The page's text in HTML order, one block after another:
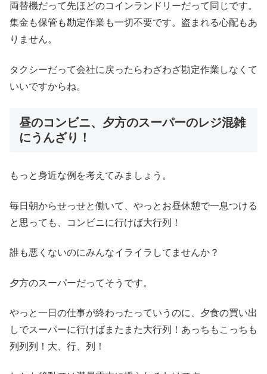
両替機だって先ほどのコインランドリーだって同じです。
集金も保管も勘定作業も一切不要です。盗まれる心配もあ
りません。
タクシーだって会社に戻ったらわざわざ勘定作業しなくて
いいですからね。
昼のコンビニ、夕方のスーパーのレジ混雑
にうんざり！
もっと身近な例を考えてみましょう。
毎日朝からせっせと働いて、やっとお昼休憩で一息つける
と思っても、コンビニに行けば大行列！
誰も悪くないのにみんなイライラしてませんか？
夕方のスーパーだってそうです。
やっと一日の仕事が終わったっていうのに、夕食の買い出
しでスーパーに行けばまたまた大行列！あっちもこっちも
列列列！大、行、列！